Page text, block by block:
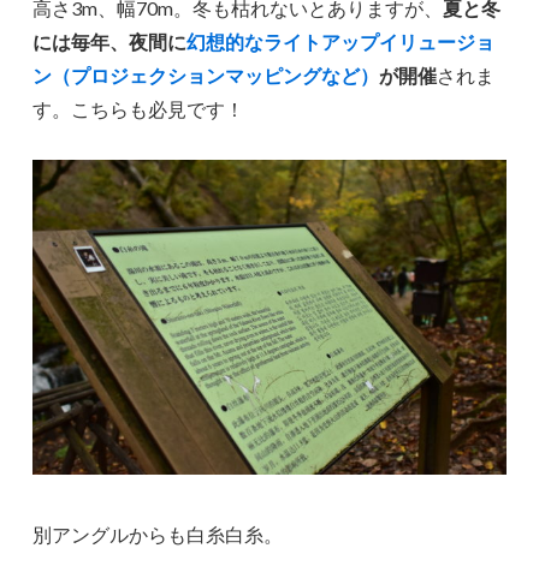
高さ3m、幅70m。冬も枯れないとありますが、 夏と冬
には毎年、夜間に幻想的なライトアップイリュージョ
ン（プロジェクションマッピングなど）が開催されま
す。こちらも必見です！
別アングルからも白糸白糸。